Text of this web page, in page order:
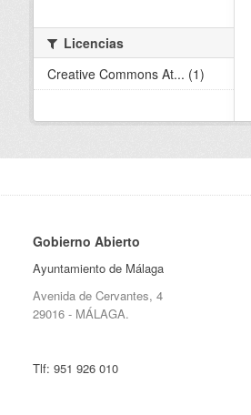
Licencias
Creative Commons At... (1)
Gobierno Abierto
Ayuntamiento de Málaga
Avenida de Cervantes, 4
29016 - MÁLAGA.
Tlf: 951 926 010